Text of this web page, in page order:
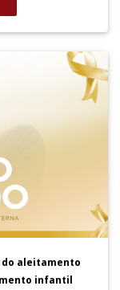
aleitamento
infantil